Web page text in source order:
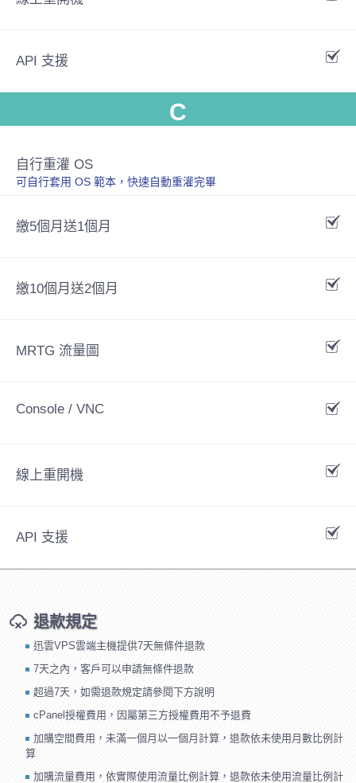
API 支援
C
自行重灌 OS
可自行套用 OS 範本，快速自動重灌完畢
繳5個月送1個月
繳10個月送2個月
MRTG 流量圖
Console / VNC
線上重開機
API 支援
退款規定
迅雲VPS雲端主機提供7天無條件退款
7天之內，客戶可以申請無條件退款
超過7天，如需退款規定請參閱下方說明
cPanel授權費用，因屬第三方授權費用不予退費
加購空間費用，未滿一個月以一個月計算，退款依未使用月數比例計
算
加購流量費用，依實際使用流量比例計算，退款依未使用流量比例計